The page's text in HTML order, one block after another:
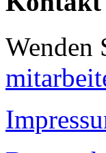
Wenden